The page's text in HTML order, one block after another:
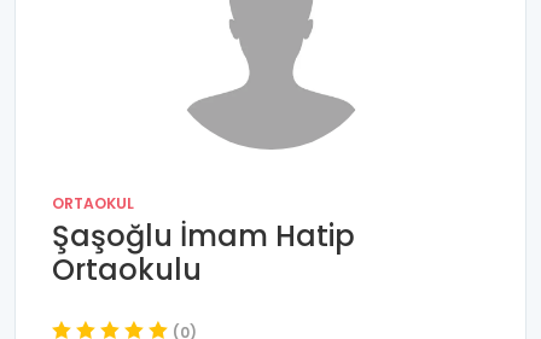
ORTAOKUL
Şaşoğlu İmam Hatip
Ortaokulu
(0)